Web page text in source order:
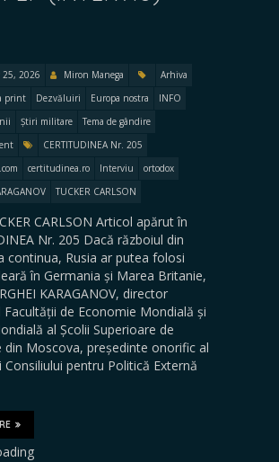
25, 2026 Miron Manega
Arhiva
print
Dezvăluiri Europa nostra
INFO
Știri militare
Tema de gândire
CERTITUDINEA Nr. 205
certitudinea.ro Interviu
ortodox
TUCKER CARLSON
CARLSON Articol apărut în
Nr. 205 Dacă războiul din
continua, Rusia ar putea folosi
în Germania și Marea Britanie,
KARAGANOV, director
de Economie Mondială și
al Școlii Superioare de
din Moscova, președinte onorific al
Consiliului pentru Politică Externă